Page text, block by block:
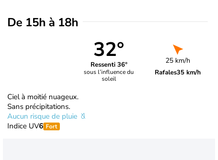
De 15h à 18h
32°
Ressenti 36°
sous l’influence du
soleil
25 km/h
Rafales35 km/h
Ciel à moitié nuageux.
Sans précipitations.
Aucun risque de pluie
Indice UV6 Fort